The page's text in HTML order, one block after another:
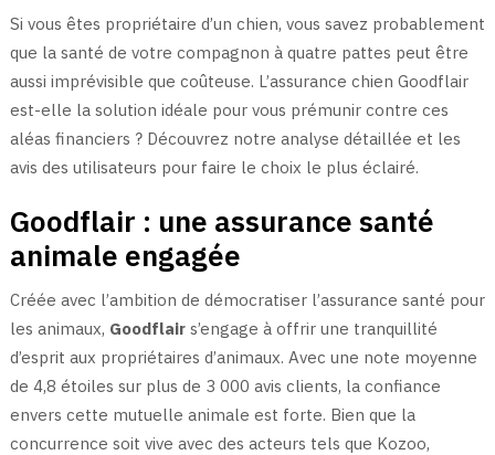
Si vous êtes propriétaire d’un chien, vous savez probablement
que la santé de votre compagnon à quatre pattes peut être
aussi imprévisible que coûteuse. L’assurance chien Goodflair
est-elle la solution idéale pour vous prémunir contre ces
aléas financiers ? Découvrez notre analyse détaillée et les
avis des utilisateurs pour faire le choix le plus éclairé.
Goodflair : une assurance santé
animale engagée
Créée avec l’ambition de démocratiser l’assurance santé pour
les animaux, Goodflairs’engage à offrir une tranquillité
d’esprit aux propriétaires d’animaux. Avec une note moyenne
de 4,8 étoiles sur plus de 3 000 avis clients, la confiance
envers cette mutuelle animale est forte. Bien que la
concurrence soit vive avec des acteurs tels que Kozoo,